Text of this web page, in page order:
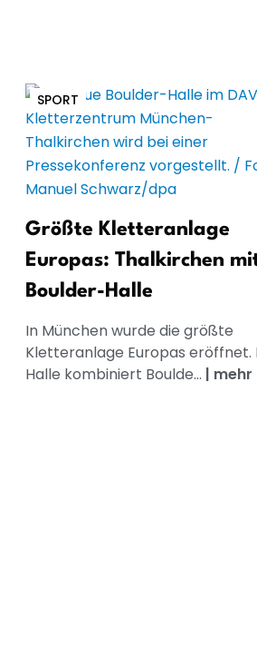
SPORT
Größte Kletteranlage
Europas: Thalkirchen
Boulder-Halle
In München wurde die größte
Kletteranlage Europas eröffnet.
Halle kombiniert Boulde... | mehr